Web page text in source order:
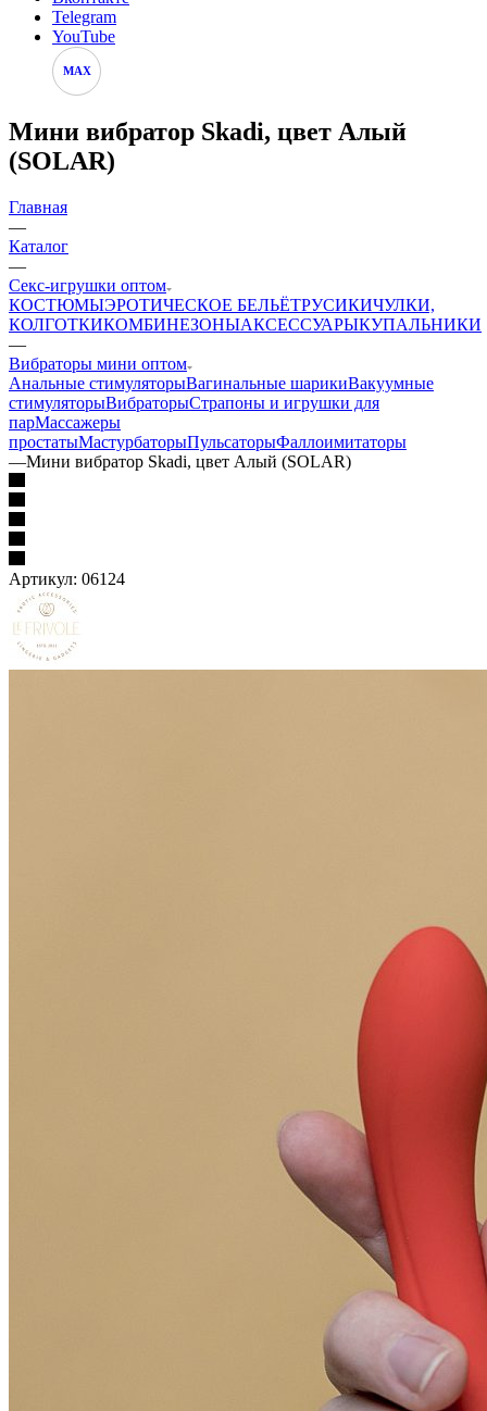
Telegram
YouTube
MAX
Мини вибратор Skadi, цвет Алый
(SOLAR)
Главная
—
Каталог
—
Секс-игрушки оптом
КОСТЮМЫЭРОТИЧЕСКОЕ БЕЛЬЁТРУСИКИЧУЛКИ,
КОЛГОТКИКОМБИНЕЗОНЫАКСЕССУАРЫКУПАЛЬНИКИ
—
Вибраторы мини оптом
Анальные стимуляторыВагинальные шарикиВакуумные
стимуляторыВибраторыСтрапоны и игрушки для
парМассажеры
простатыМастурбаторыПульсаторыФаллоимитаторы
—Мини вибратор Skadi, цвет Алый (SOLAR)
Артикул: 06124